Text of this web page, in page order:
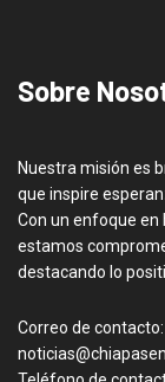
Sobre
Nuestra misión es
que inspire
Con un enfoque en
estamos
destacando lo
Correo de contacto: